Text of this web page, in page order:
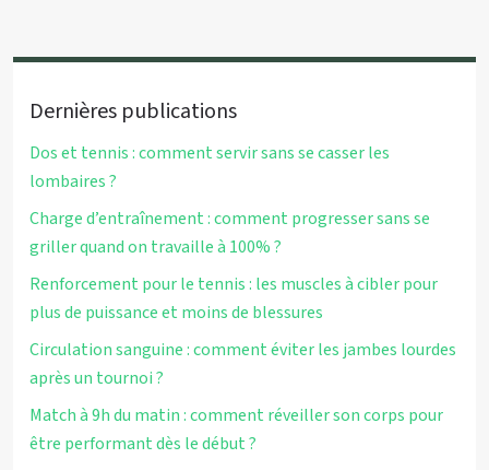
Dernières publications
Dos et tennis : comment servir sans se casser les
lombaires ?
Charge d’entraînement : comment progresser sans se
griller quand on travaille à 100% ?
Renforcement pour le tennis : les muscles à cibler pour
plus de puissance et moins de blessures
Circulation sanguine : comment éviter les jambes lourdes
après un tournoi ?
Match à 9h du matin : comment réveiller son corps pour
être performant dès le début ?